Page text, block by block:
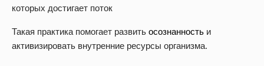
которых достигает поток
Такая практика помогает развить осознанность и
активизировать внутренние ресурсы организма.